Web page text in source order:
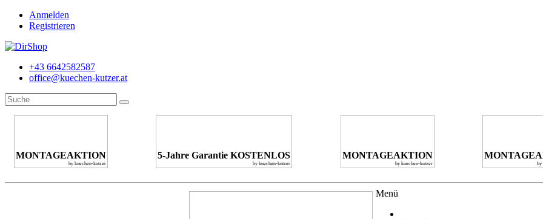
Anmelden
Registrieren
+43 6642582587
office@kuechen-kutzer.at
MONTAGEAKTION
by kuechen-kutzer
5-Jahre Garantie KOSTENLOS
by kuechen-kutzer
MONTAGEAKTION
by kuechen-kutzer by
Menü